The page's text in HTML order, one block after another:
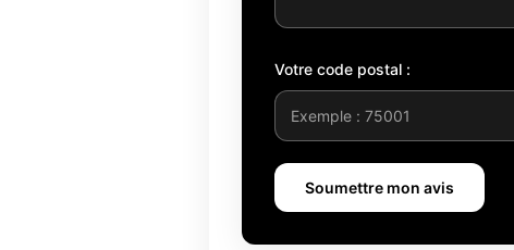
Votre code postal :
Soumettre mon avis